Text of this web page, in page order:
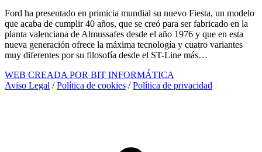
Ford ha presentado en primicia mundial su nuevo Fiesta, un modelo
que acaba de cumplir 40 años, que se creó para ser fabricado en la
planta valenciana de Almussafes desde el año 1976 y que en esta
nueva generación ofrece la máxima tecnología y cuatro variantes
muy diferentes por su filosofía desde el ST-Line más…
WEB CREADA POR BIT INFORMÁTICA
Aviso Legal /Política de cookies /Política de privacidad